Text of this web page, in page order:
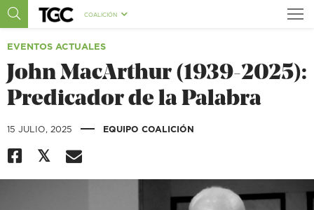
COALICIÓN
EVENTOS ACTUALES
John MacArthur (1939-2025):
Predicador de la Palabra
15 JULIO, 2025 | EQUIPO COALICIÓN